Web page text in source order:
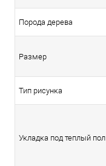
Порода дерева
Размер
Тип рисунка
Укладка под теплый пол